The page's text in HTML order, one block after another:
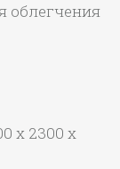
облегчения
x 2300 x